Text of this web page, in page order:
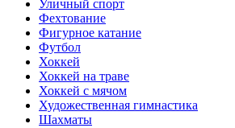
Уличный спорт
Фехтование
Фигурное катание
Футбол
Хоккей
Хоккей на траве
Хоккей с мячом
Художественная гимнастика
Шахматы